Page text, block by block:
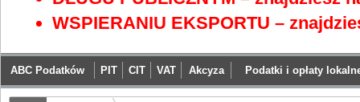
WSPIERANIU EKSPORTU –
ABC Podatków PIT CIT VAT Akcyza Podatki i opłaty